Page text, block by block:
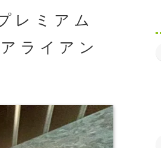
レミアム
ライアン